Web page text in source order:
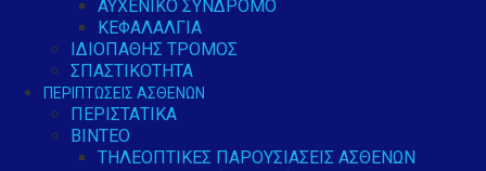
ΑΥΧΕΝΙΚΌ ΣΎΝΔΡΟΜΟ
ΚΕΦΑΛΑΛΓΊΑ
ΙΔΙΟΠΑΘΉΣ ΤΡΌΜΟΣ
ΣΠΑΣΤΙΚΌΤΗΤΑ
ΠΕΡΙΠΤΏΣΕΙΣ ΑΣΘΕΝΏΝ
ΠΕΡΙΣΤΑΤΙΚΆ
ΒΊΝΤΕΟ
ΤΗΛΕΟΠΤΙΚΈΣ ΠΑΡΟΥΣΙΆΣΕΙΣ ΑΣΘΕΝΏΝ